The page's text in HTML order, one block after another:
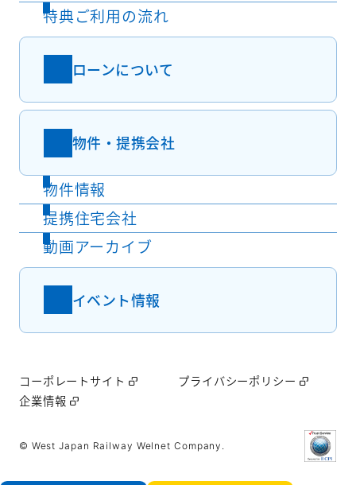
特典ご利用の流れ
ローンについて
物件・提携会社
物件情報
提携住宅会社
動画アーカイブ
イベント情報
コーポレートサイト
プライバシーポリシー
企業情報
© West Japan Railway Welnet Company.